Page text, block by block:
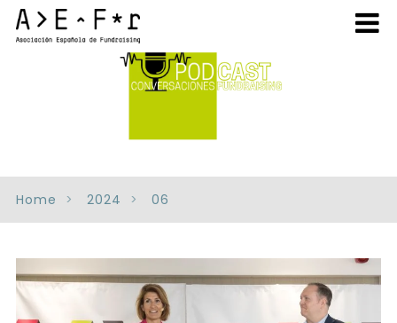
Home 2024 06